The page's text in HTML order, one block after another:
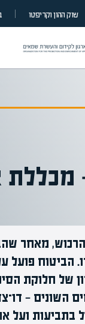
שוק ההון וקריפטו
מכללת
מאחר
הביטוח פועל
של חלוקת
השונים —
בתביעות ועל